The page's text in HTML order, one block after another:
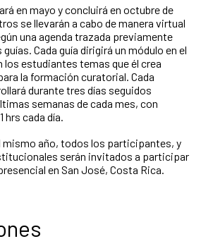
en mayo y concluirá en octubre de
se llevarán a cabo de manera virtual
una agenda trazada previamente
Cada guía dirigirá un módulo en el
los estudiantes temas que él crea
la formación curatorial. Cada
durante tres días seguidos
semanas de cada mes, con
hrs cada día.
mismo año, todos los participantes, y
serán invitados a participar
en San José, Costa Rica.